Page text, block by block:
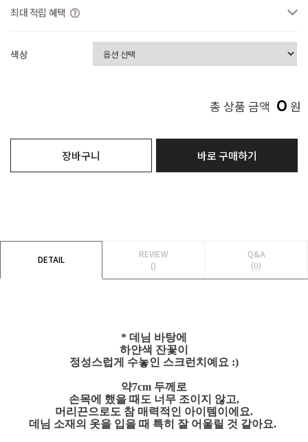
최대 적립 혜택
색상
총 상품 금액 0 원
장바구니 바로 구매하기
DETAIL
REVIEW
()
Q&A
(0)
* 데님 바탕에
하얀색 잔꽃이
정성스럽게 수놓인 스크런치예요 :)
약7cm 두께로
손목에 했을 때도 너무 조이지 않고,
머리끈으로도 참 매력적인 아이템이에요.
데님 소재의 옷을 입을 때 특히 잘 어울릴 것 같아요.